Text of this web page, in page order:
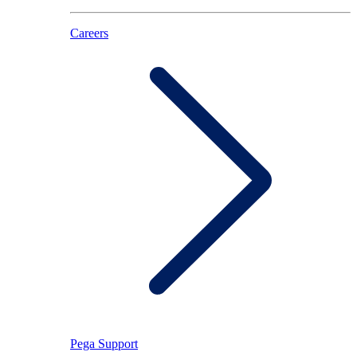
Careers
Pega Support